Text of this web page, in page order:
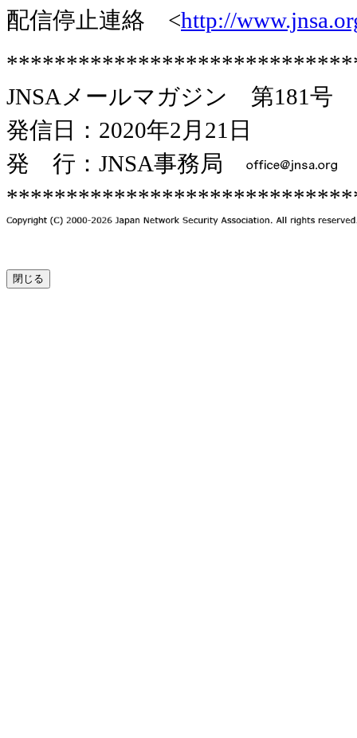
配信停止連絡 <http://
JNSAメールマガジン 第181号
発信日：2020年2月21日
発 行：JNSA事務局